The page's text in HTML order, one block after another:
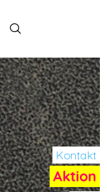
Kontakt
Aktion